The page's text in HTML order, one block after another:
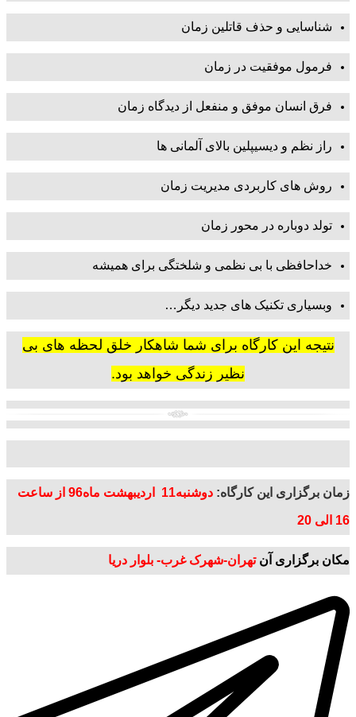
شناسایی و حذف قاتلین زمان
فرمول موفقیت در زمان
فرق انسان موفق و منفعل از دیدگاه زمان
راز نظم و دیسیپلین بالای آلمانی ها
روش های کاربردی مدیریت زمان
تولد دوباره در محور زمان
خداحافظی با بی نظمی و شلختگی برای همیشه
وبسیاری تکنیک های جدید دیگر…
نتیجه این کارگاه برای شما شاهکار خلق لحظه های بی
نظیر زندگی خواهد بود.
زمان برگزاری این کارگاه: دوشنبه11 اردیبهشت ماه96 از ساعت
16 الی 20
مکان برگزاری آن تهران-شهرک غرب- بلوار دریا